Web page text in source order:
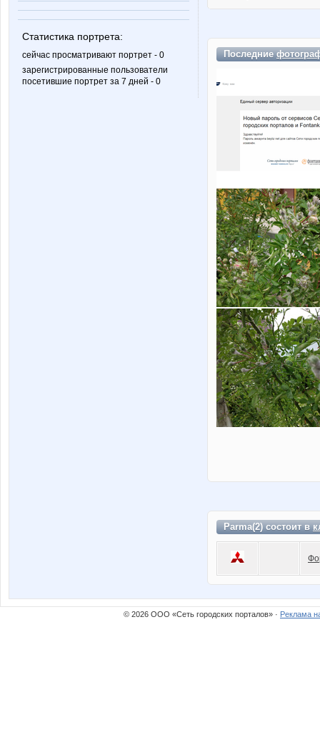
Статистика портрета:
сейчас просматривают портрет - 0
зарегистрированные пользователи
посетившие портрет за 7 дней - 0
Последние
Parma(2) состоит в
© 2026 ООО «Сеть городских порталов» · Реклама